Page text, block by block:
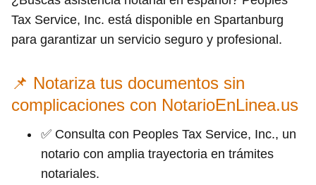
Tax Service, Inc. está disponible en Spartanburg
para garantizar un servicio seguro y profesional.
📌 Notariza tus documentos sin
complicaciones con NotarioEnLinea.us
✅ Consulta con Peoples Tax Service, Inc., un
notario con amplia trayectoria en trámites
notariales.